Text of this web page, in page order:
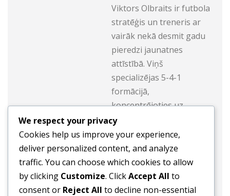
Viktors Olbraits ir futbola
stratēģis un treneris ar
vairāk nekā desmit gadu
pieredzi jaunatnes
attīstībā. Viņš
specializējas 5-4-1
formācijā,
koncentrējoties uz
aizsardzības stabilitāti un
pretuzbrukuma spēli.
Viktors dalās ar savām
atziņām, organizējot
treniņu klīnikas un
rakstot tiešsaistes
We respect your privacy
Cookies help us improve your experience,
deliver personalized content, and analyze
traffic. You can choose which cookies to allow
by clicking Customize. ClickAccept All to
consent or Reject All to decline non-essential